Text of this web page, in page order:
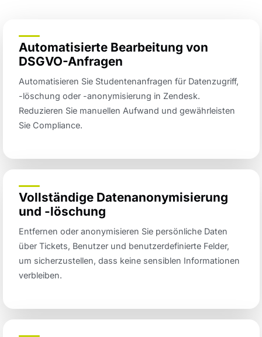
Automatisierte Bearbeitung von
DSGVO-Anfragen
Automatisieren Sie Studentenanfragen für Datenzugriff,
-löschung oder -anonymisierung in Zendesk.
Reduzieren Sie manuellen Aufwand und gewährleisten
Sie Compliance.
Vollständige Datenanonymisierung
und -löschung
Entfernen oder anonymisieren Sie persönliche Daten
über Tickets, Benutzer und benutzerdefinierte Felder,
um sicherzustellen, dass keine sensiblen Informationen
verbleiben.